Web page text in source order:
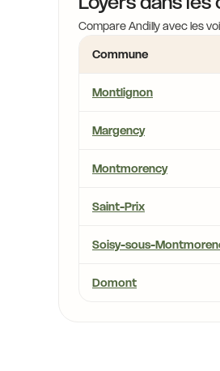
Compare Andilly avec les
Commune
Montlignon
Margency
Montmorency
Saint-Prix
Soisy-sous-
Domont